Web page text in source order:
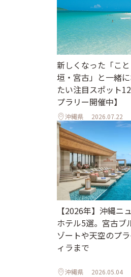
新しくなった「こ
垣・宮古」と一緒
たい注目スポット
プラリー開催中】
沖縄県 2026.07.22
【2026年】沖縄ニ
ホテル5選。宮古ブ
ゾートや天空のプ
ィラまで
沖縄県 2026.05.04